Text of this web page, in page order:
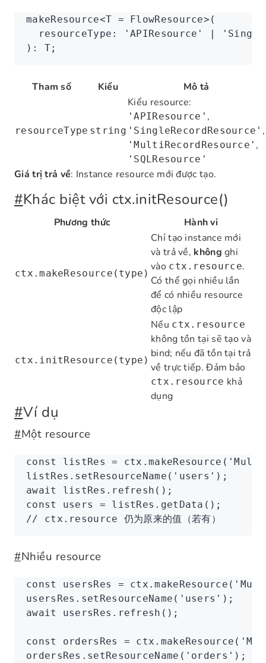
makeResource<T = FlowResource> (
  resourceType:
'APIResource' |
): T;
Tham số Kiểu Mô tả
resourceType string
Kiểu resource:
'APIResource' ,
'SingleRecordResource' ,
'MultiRecordResource' ,
'SQLResource'
Giá trị trả về: Instance resource mới được tạo.
#Khác biệt với ctx.initResource()
Phương thức Hành vi
ctx.makeResource(type)
Chỉ tạo instance mới
và trả về, không ghi
vào ctx.resource.
Có thể gọi nhiều lần
để có nhiều resource
độc lập
ctx.initResource(type)
Nếu ctx.resource
không tồn tại sẽ tạo và
bind; nếu đã tồn tại trả
về trực tiếp. Đảm bảo
ctx.resource khả
dụng
#Ví dụ
#Một resource
const listRes = ctx .makeResource (
listRes .setResourceName ( 'users' );
await
listRes .refresh ();
const
users = listRes .getData ();
// ctx.resource 仍为原来的值（若有）
#Nhiều resource
const usersRes = ctx .makeResource (
usersRes .setResourceName ( 'users' );
await
usersRes .refresh ();
const ordersRes = ctx .makeResource (
ordersRes .setResourceName ( 'orders' );